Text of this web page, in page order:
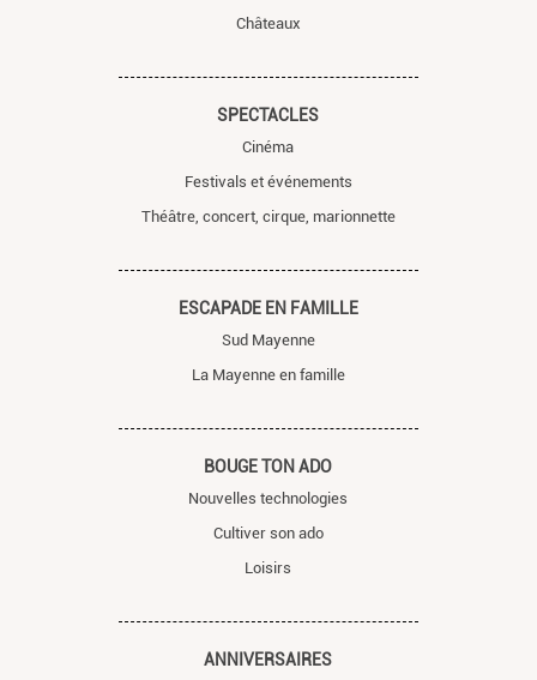
Châteaux
SPECTACLES
Cinéma
Festivals et événements
Théâtre, concert, cirque, marionnette
ESCAPADE EN FAMILLE
Sud Mayenne
La Mayenne en famille
BOUGE TON ADO
Nouvelles technologies
Cultiver son ado
Loisirs
ANNIVERSAIRES